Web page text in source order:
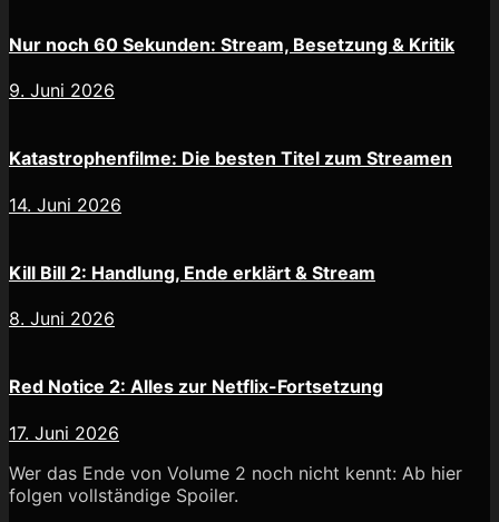
Nur noch 60 Sekunden: Stream, Besetzung & Kritik
9. Juni 2026
Katastrophenfilme: Die besten Titel zum Streamen
14. Juni 2026
Kill Bill 2: Handlung, Ende erklärt & Stream
8. Juni 2026
Red Notice 2: Alles zur Netflix-Fortsetzung
17. Juni 2026
Wer das Ende von Volume 2 noch nicht kennt: Ab hier
folgen vollständige Spoiler.